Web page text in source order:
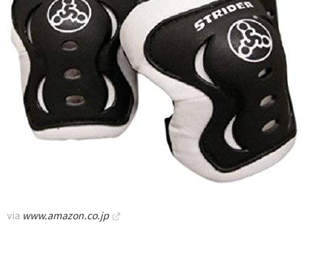
via www.amazon.co.jp